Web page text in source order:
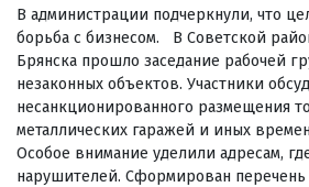
В администрации подчеркнули, что
борьба с бизнесом. В Советской
Брянска прошло заседание рабочей
незаконных объектов. Участники
несанкционированного размещения
металлических гаражей и иных
Особое внимание уделили адресам,
нарушителей. Сформирован перечень